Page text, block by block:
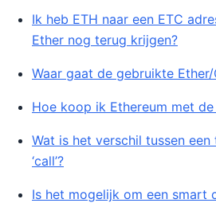
Ik heb ETH naar een ETC
Ether nog terug krijgen?
Waar gaat de gebruikte
Hoe koop ik Ethereum met
Wat is het verschil tussen
‘call’?
Is het mogelijk om een smart